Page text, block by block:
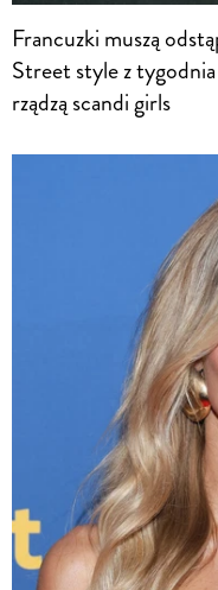
Francuzki muszą
Street style z tygodnia
rządzą scandi girls